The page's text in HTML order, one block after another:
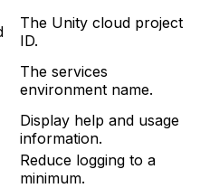
The Unity cloud project
ID.
The services
environment name.
Display help and usage
information.
Reduce logging to a
minimum.